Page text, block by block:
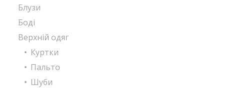
Блузи
Боді
Верхній одяг
Куртки
Пальто
Шуби